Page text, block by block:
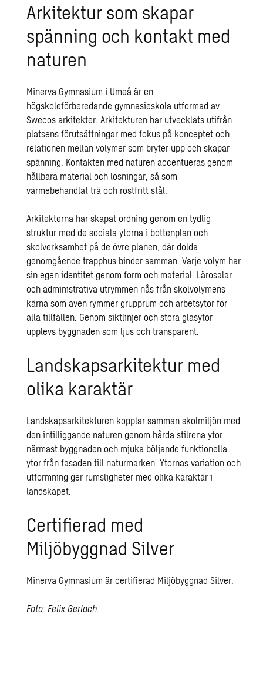
Arkitektur som skapar
spänning och kontakt med
naturen
Minerva Gymnasium i Umeå är en
högskoleförberedande gymnasieskola utformad av
Swecos arkitekter. Arkitekturen har utvecklats utifrån
platsens förutsättningar med fokus på konceptet och
relationen mellan volymer som bryter upp och skapar
spänning. Kontakten med naturen accentueras genom
hållbara material och lösningar, så som
värmebehandlat trä och rostfritt stål.
Arkitekterna har skapat ordning genom en tydlig
struktur med de sociala ytorna i bottenplan och
skolverksamhet på de övre planen, där dolda
genomgående trapphus binder samman. Varje volym har
sin egen identitet genom form och material. Lärosalar
och administrativa utrymmen nås från skolvolymens
kärna som även rymmer grupprum och arbetsytor för
alla tillfällen. Genom siktlinjer och stora glasytor
upplevs byggnaden som ljus och transparent.
Landskapsarkitektur med
olika karaktär
Landskapsarkitekturen kopplar samman skolmiljön med
den intilliggande naturen genom hårda stilrena ytor
närmast byggnaden och mjuka böljande funktionella
ytor från fasaden till naturmarken. Ytornas variation och
utformning ger rumsligheter med olika karaktär i
landskapet.
Certifierad med
Miljöbyggnad Silver
Minerva Gymnasium är certifierad Miljöbyggnad Silver.
Foto: Felix Gerlach.